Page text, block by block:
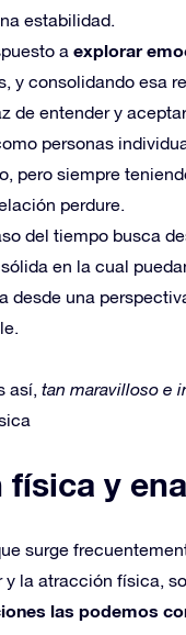
estabilidad.
a explorar
y consolidando esa
de entender y
personas
pero siempre
perdure.
del tiempo busca
en la cual
desde una
así, tan maravilloso e
y
surge
y la atracción física,
las podemos